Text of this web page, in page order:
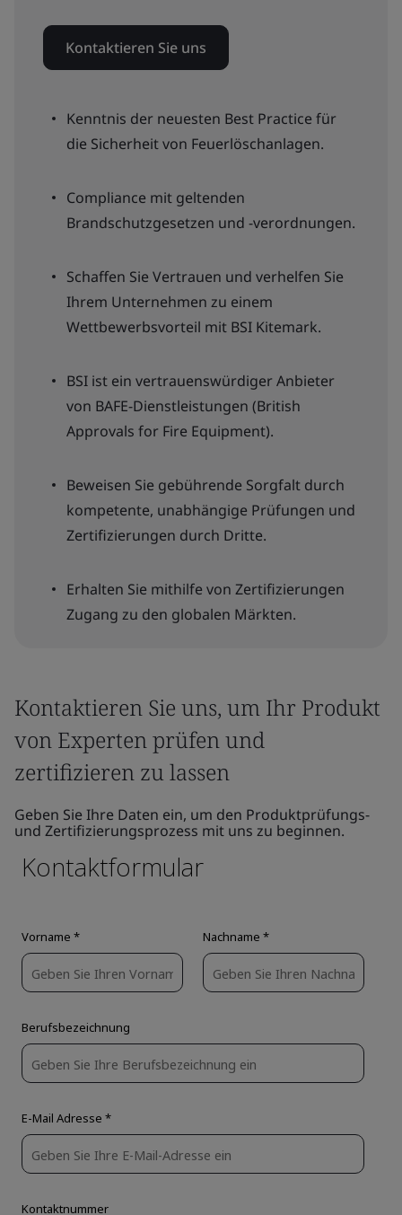
Kontaktieren Sie uns
Kenntnis der neuesten Best Practice für
die Sicherheit von Feuerlöschanlagen.
Compliance mit geltenden
Brandschutzgesetzen und -verordnungen.
Schaffen Sie Vertrauen und verhelfen Sie
Ihrem Unternehmen zu einem
Wettbewerbsvorteil mit BSI Kitemark.
BSI ist ein vertrauenswürdiger Anbieter
von BAFE-Dienstleistungen (British
Approvals for Fire Equipment).
Beweisen Sie gebührende Sorgfalt durch
kompetente, unabhängige Prüfungen und
Zertifizierungen durch Dritte.
Erhalten Sie mithilfe von Zertifizierungen
Zugang zu den globalen Märkten.
Kontaktieren Sie uns, um Ihr Produkt
von Experten prüfen und
zertifizieren zu lassen
Geben Sie Ihre Daten ein, um den Produktprüfungs-
und Zertifizierungsprozess mit uns zu beginnen.